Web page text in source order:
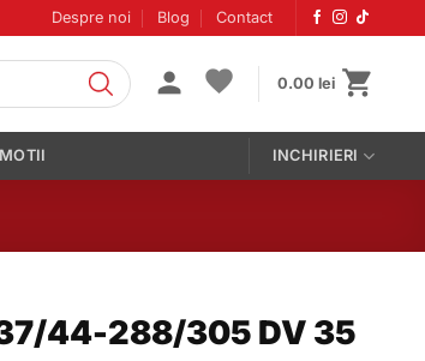
Despre noi Blog Contact
0.00 lei
INCHIRIERI
37/44-288/305 DV 35